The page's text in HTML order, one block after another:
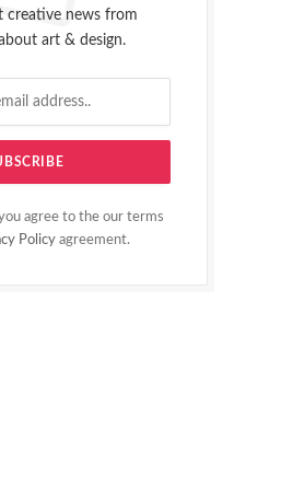
creative news from
art & design.
agree to the our terms
Policyagreement.